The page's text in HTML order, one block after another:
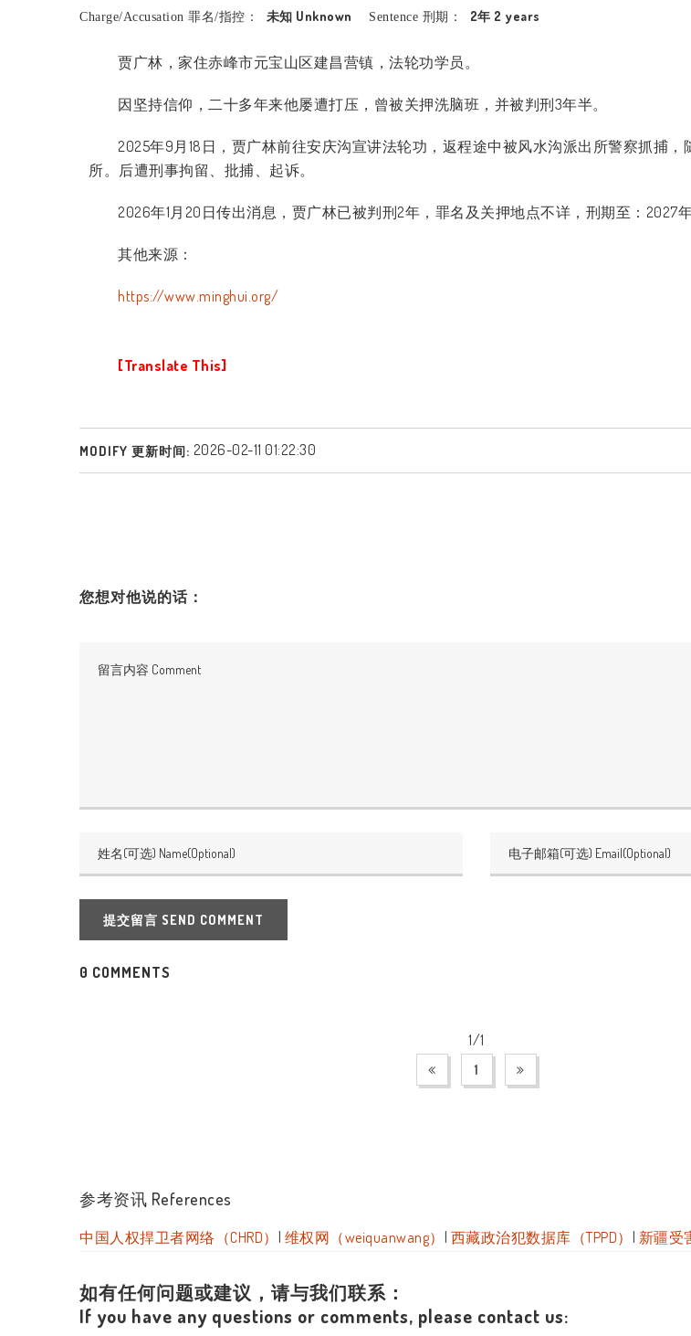
Charge/Accusation 罪名/指控： 未知 Unknown Sentence 刑期： 2年 2 years
贾广林，家住赤峰市元宝山区建昌营镇，法轮功学员。
因坚持信仰，二十多年来他屡遭打压，曾被关押洗脑班，并被判刑3年半。
2025年9月 18 日，贾广林前往安庆沟宣讲法轮功，返程途中被风水沟派出所警察抓捕，
所。后遭刑事拘留、批捕、起诉。
2026年1月 20 日传出消息，贾广林已被判刑2年，罪名及关押地点不详，刑期至： 2027
其他来源：
https://www.minghui.org/
[Translate This]
MODIFY 更新时间: 2026-02-11 01:22:30
您想对他说的话：
提交留言 SEND COMMENT
0 COMMENTS
1/1
1
参考资讯 References
中国人权捍卫者网络（CHRD） 维权网（weiquanwang） 西藏政治犯数据库（TPPD） 新疆受
如有任何问题或建议，请与我们联系：
If you have any questions or comments, please contact us: